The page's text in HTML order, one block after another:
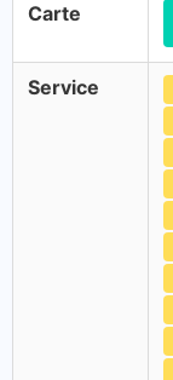
Carte
Service